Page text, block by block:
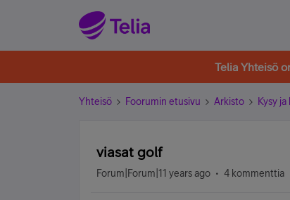
Telia Yhteisö
Yhteisö Foorumin etusivu Arkisto Kysy
viasat golf
Forum|Forum|11 years ago 4 kommenttia